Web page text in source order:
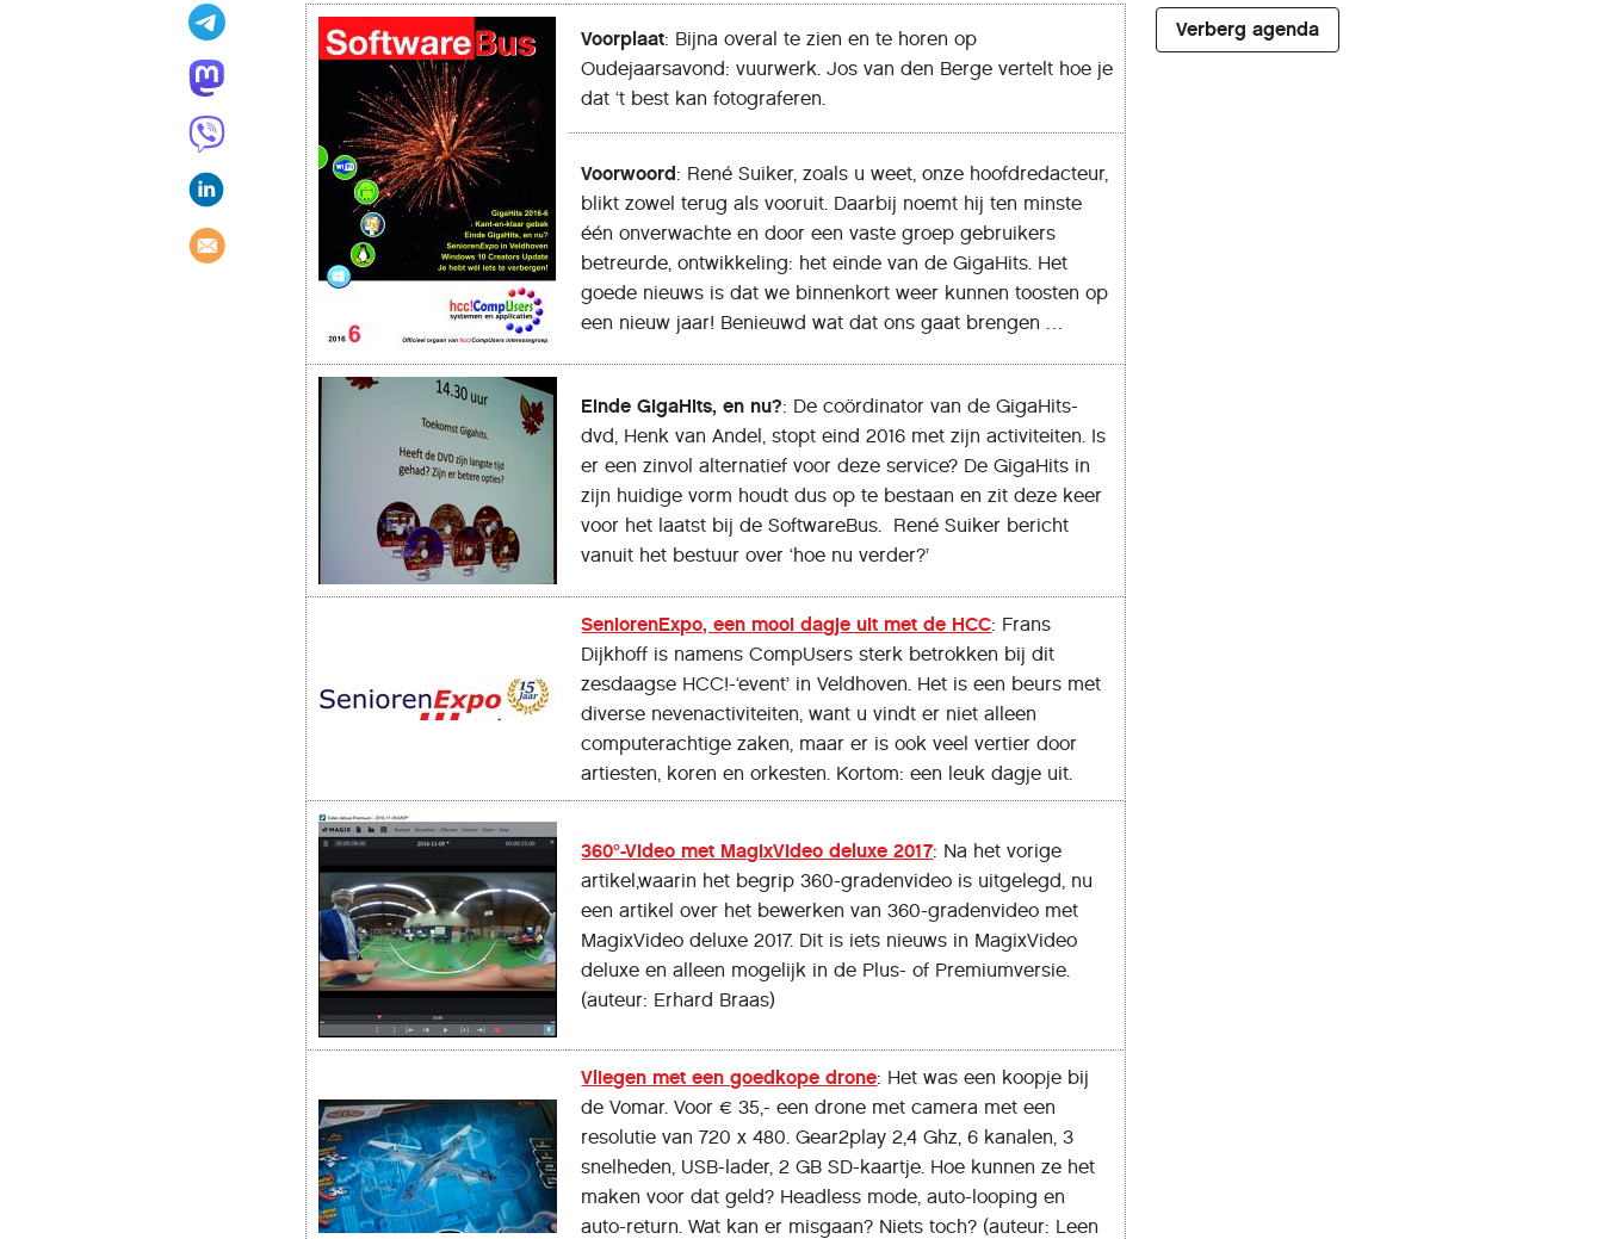
Voorplaat: Bijna overal te zien en te horen op
Oudejaarsavond: vuurwerk. Jos van den Berge vertelt hoe je
dat ‘t best kan fotograferen.
Voorwoord: René Suiker, zoals u weet, onze hoofdredacteur,
blikt zowel terug als vooruit. Daarbij noemt hij ten minste
één onverwachte en door een vaste groep gebruikers
betreurde, ontwikkeling: het einde van de GigaHits. Het
goede nieuws is dat we binnenkort weer kunnen toosten op
een nieuw jaar! Benieuwd wat dat ons gaat brengen …
Einde GigaHits, en nu?: De coördinator van de GigaHits-
dvd, Henk van Andel, stopt eind 2016 met zijn activiteiten. Is
er een zinvol alternatief voor deze service? De GigaHits in
zijn huidige vorm houdt dus op te bestaan en zit deze keer
voor het laatst bij de SoftwareBus. René Suiker bericht
vanuit het bestuur over ‘hoe nu verder?’
SeniorenExpo, een mooi dagje uit met de HCC: Frans
Dijkhoff is namens CompUsers sterk betrokken bij dit
zesdaagse HCC!-‘event’ in Veldhoven. Het is een beurs met
diverse nevenactiviteiten, want u vindt er niet alleen
computerachtige zaken, maar er is ook veel vertier door
artiesten, koren en orkesten. Kortom: een leuk dagje uit.
360°-Video met MagixVideo deluxe 2017: Na het vorige
artikel,waarin het begrip 360-gradenvideo is uitgelegd, nu
een artikel over het bewerken van 360-gradenvideo met
MagixVideo deluxe 2017. Dit is iets nieuws in MagixVideo
deluxe en alleen mogelijk in de Plus- of Premiumversie.
(auteur: Erhard Braas)
Vliegen met een goedkope drone: Het was een koopje bij
de Vomar. Voor € 35,- een drone met camera met een
resolutie van 720 x 480. Gear2play 2,4 Ghz, 6 kanalen, 3
snelheden, USB-lader, 2 GB SD-kaartje. Hoe kunnen ze het
maken voor dat geld? Headless mode, auto-looping en
auto-return. Wat kan er misgaan? Niets toch? (auteur: Leen
Verberg agenda